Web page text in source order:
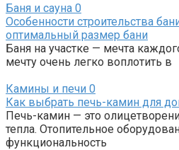
Баня и сауна 0
Особенности строительства
оптимальный размер бани
Баня на участке — мечта
мечту очень легко воплотить в
Камины и печи 0
Как выбрать печь-камин для
Печь-камин — это
тепла. Отопительное
функциональность